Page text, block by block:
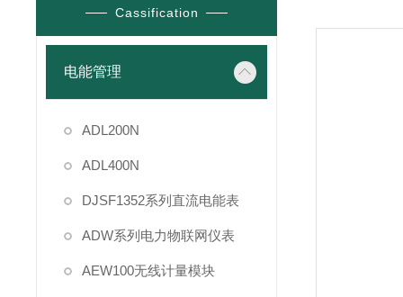
Cassification
电能管理
ADL200N
ADL400N
DJSF1352系列直流电能表
ADW系列电力物联网仪表
AEW100无线计量模块